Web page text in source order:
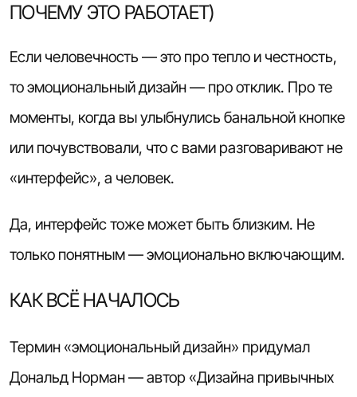
ПОЧЕМУ ЭТО РАБОТАЕТ)
Если человечность — это про тепло и честность,
то эмоциональный дизайн — про отклик. Про те
моменты, когда вы улыбнулись банальной кнопке
или почувствовали, что с вами разговаривают не
«интерфейс», а человек.
Да, интерфейс тоже может быть близким. Не
только понятным — эмоционально включающим.
КАК ВСЁ НАЧАЛОСЬ
Термин «эмоциональный дизайн» придумал
Дональд Норман — автор «Дизайна привычных